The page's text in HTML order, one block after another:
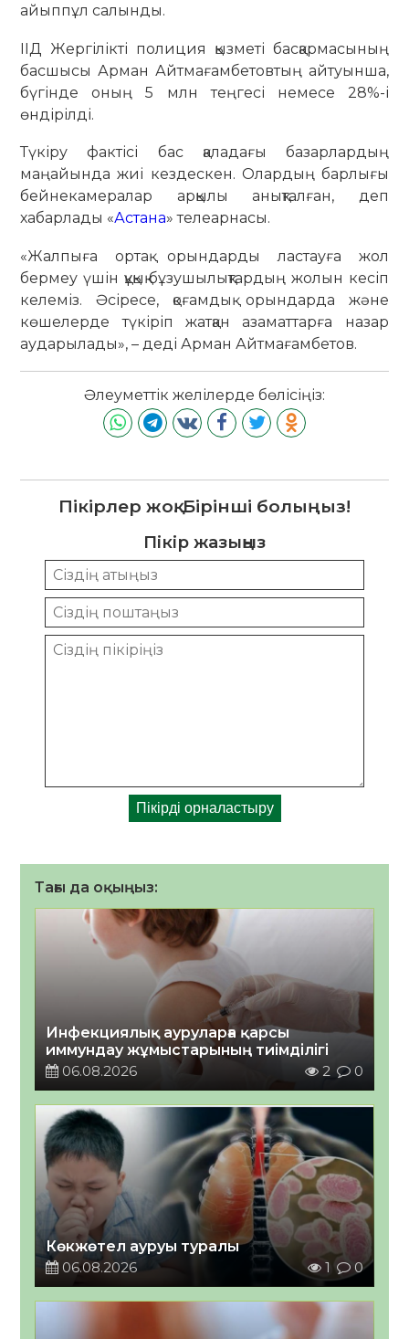
айыппұл салынды.
ІІД Жергілікті полиция қызметі басқармасының
басшысы Арман Айтмағамбетовтың айтуынша,
бүгінде оның 5 млн теңгесі немесе 28%-і
өндірілді.
Түкіру фактісі бас қаладағы базарлардың
маңайында жиі кездескен. Олардың барлығы
бейнекамералар арқылы анықталған, деп
хабарлады «Астана» телеарнасы.
«Жалпыға ортақ орындарды ластауға жол
бермеу үшін құқық бұзушылықтардың жолын кесіп
келеміз. Әсіресе, қоғамдық орындарда және
көшелерде түкіріп жатқан азаматтарға назар
аударылады», – деді Арман Айтмағамбетов.
Әлеуметтік желілерде бөлісіңіз:
Пікірлер жоқ. Бірінші болыңыз!
Пікір жазыңыз
Тағы да оқыңыз:
Инфекциялық ауруларға қарсы
иммундау жұмыстарының тиімділігі
06.08.2026
2 0
Көкжөтел ауруы туралы
06.08.2026
1 0